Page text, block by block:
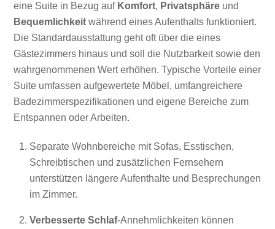
eine Suite in Bezug auf Komfort, Privatsphäre und
Bequemlichkeit während eines Aufenthalts funktioniert.
Die Standardausstattung geht oft über die eines
Gästezimmers hinaus und soll die Nutzbarkeit sowie den
wahrgenommenen Wert erhöhen. Typische Vorteile einer
Suite umfassen aufgewertete Möbel, umfangreichere
Badezimmerspezifikationen und eigene Bereiche zum
Entspannen oder Arbeiten.
Separate Wohnbereiche mit Sofas, Esstischen,
Schreibtischen und zusätzlichen Fernsehern
unterstützen längere Aufenthalte und Besprechungen
im Zimmer.
Verbesserte Schlaf-Annehmlichkeiten können